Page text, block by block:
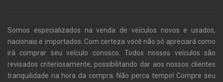
Somos especializados na venda de veículos novos e usados,
nacionais e importados. Com certeza você não só apreciará como
irá comprar seu veículo conosco. Todos nossos veículos são
revisados criteriosamente, possibilitando dar aos nossos clientes
tranquilidade na hora da compra. Não perca tempo! Compre seu